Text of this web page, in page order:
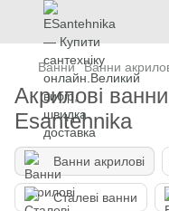
Ванни Ванни
Акрилові
Esantehnika
Ванни акрилові
Сталеві ванни